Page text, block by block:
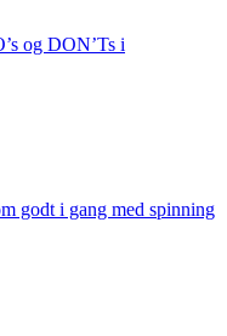
og DON’Ts i
godt i gang med spinning